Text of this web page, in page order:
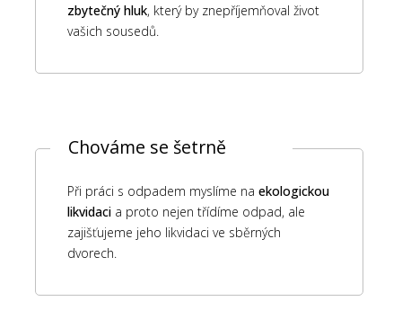
zbytečný hluk, který by znepříjemňoval život
vašich sousedů.
Chováme se šetrně
Při práci s odpadem myslíme na ekologickou
likvidacia proto nejen třídíme odpad, ale
zajišťujeme jeho likvidaci ve sběrných
dvorech.